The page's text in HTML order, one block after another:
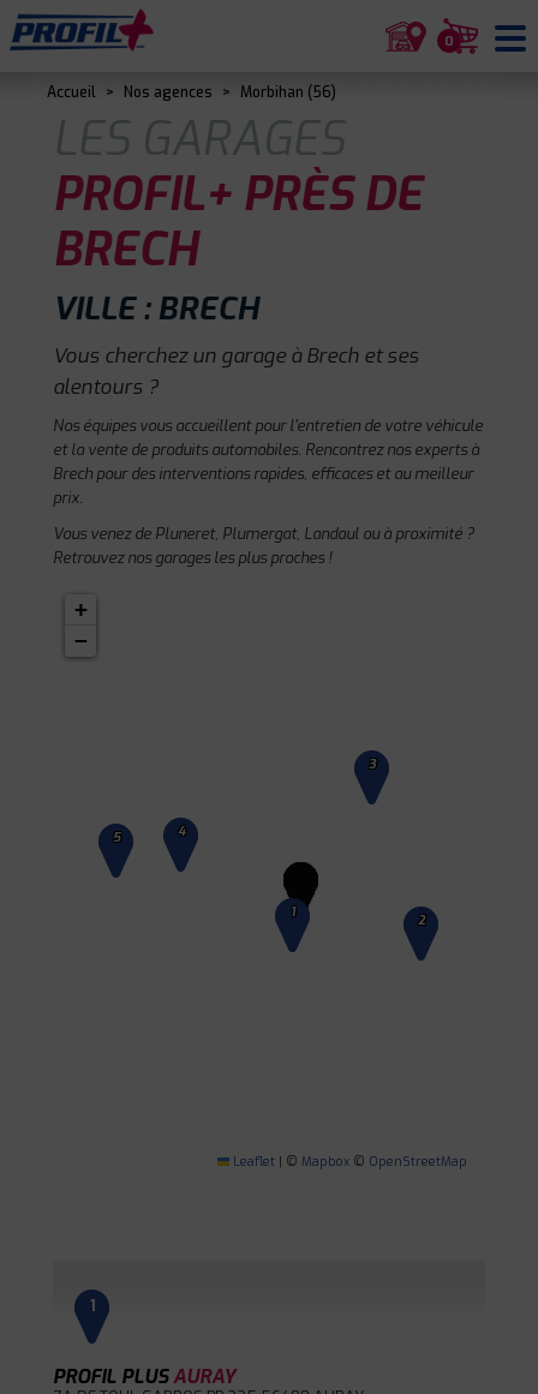
0
Accueil > Nos agences > Morbihan (56)
LES GARAGES
PROFIL+ PRÈS DE
BRECH
VILLE : BRECH
Vous cherchez un garage à Brech et ses
alentours ?
Nos équipes vous accueillent pour l'entretien de votre véhicule
et la vente de produits automobiles. Rencontrez nos experts à
Brech pour des interventions rapides, efficaces et au meilleur
prix.
Vous venez de Pluneret, Plumergat, Landaul ou à proximité ?
Retrouvez nos garages les plus proches !
1
2
3
4
5
+
−
Leaflet | © Mapbox © OpenStreetMap
1
PROFIL PLUSAURAY